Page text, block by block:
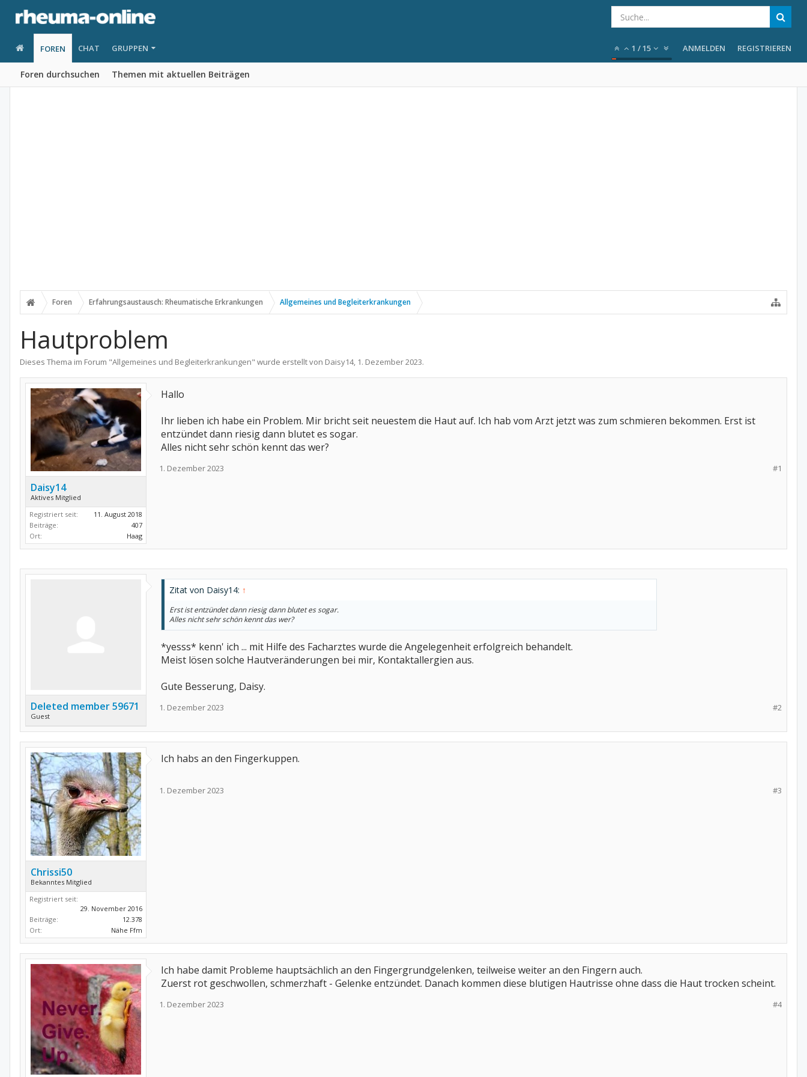
FOREN
Foren durchsuchen Themen mit aktuellen Beiträgen
CHAT GRUPPEN 1 /15 ANMELDEN REGISTRIEREN
Foren Erfahrungsaustausch: Rheumatische Erkrankungen Allgemeines und Begleiterkrankungen
Hautproblem
Dieses Thema im Forum "Allgemeines und Begleiterkrankungen" wurde erstellt von Daisy14, 1. Dezember 2023.
Daisy14
Aktives Mitglied
Registriert seit:
11. August 2018
Beiträge:
407
Ort:
Haag
Hallo
Ihr lieben ich habe ein Problem. Mir bricht seit neuestem die Haut auf. Ich hab vom Arzt jetzt was zum schmieren bekommen. Erst ist
entzündet dann riesig dann blutet es sogar.
Alles nicht sehr schön kennt das wer?
#1
1. Dezember 2023
Deleted member 59671
Guest
Zitat von Daisy14: ↑
Erst ist entzündet dann riesig dann blutet es sogar.
Alles nicht sehr schön kennt das wer?
*yesss* kenn' ich ... mit Hilfe des Facharztes wurde die Angelegenheit erfolgreich behandelt.
Meist lösen solche Hautveränderungen bei mir, Kontaktallergien aus.
Gute Besserung, Daisy.
#2
1. Dezember 2023
Chrissi50
Bekanntes Mitglied
Registriert seit:
29. November 2016
Beiträge:
12.378
Ort:
Nähe Ffm
Ich habs an den Fingerkuppen.
#3
1. Dezember 2023
Ich habe damit Probleme hauptsächlich an den Fingergrundgelenken, teilweise weiter an den Fingern auch.
Zuerst rot geschwollen, schmerzhaft - Gelenke entzündet. Danach kommen diese blutigen Hautrisse ohne dass die Haut trocken scheint.
#4
1. Dezember 2023